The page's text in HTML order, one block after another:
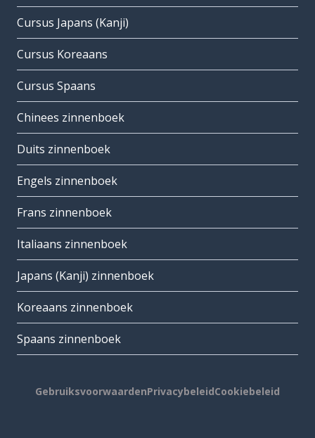
Cursus Japans (Kanji)
Cursus Koreaans
Cursus Spaans
Chinees zinnenboek
Duits zinnenboek
Engels zinnenboek
Frans zinnenboek
Italiaans zinnenboek
Japans (Kanji) zinnenboek
Koreaans zinnenboek
Spaans zinnenboek
GebruiksvoorwaardenPrivacybeleidCookiebeleid